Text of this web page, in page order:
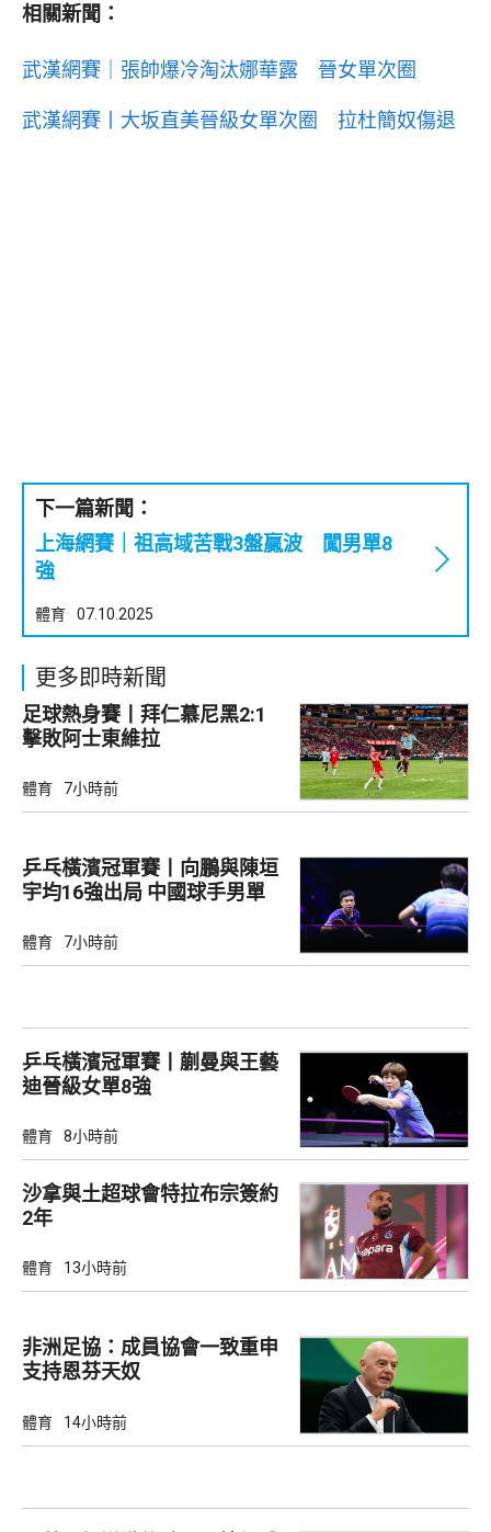
相關新聞：
武漢網賽｜張帥爆冷淘汰娜華露 晉女單次圈
武漢網賽丨大坂直美晉級女單次圈 拉杜簡奴傷退
下一篇新聞：
上海網賽｜祖高域苦戰3盤贏波 闖男單8
強
體育 07.10.2025
更多即時新聞
足球熱身賽丨拜仁慕尼黑2:1
擊敗阿士東維拉
體育 7小時前
乒乓橫濱冠軍賽丨向鵬與陳垣
宇均16強出局 中國球手男單
體育 7小時前
乒乓橫濱冠軍賽丨蒯曼與王藝
迪晉級女單8強
體育 8小時前
沙拿與土超球會特拉布宗簽約
2年
體育 13小時前
非洲足協：成員協會一致重申
支持恩芬天奴
體育 14小時前